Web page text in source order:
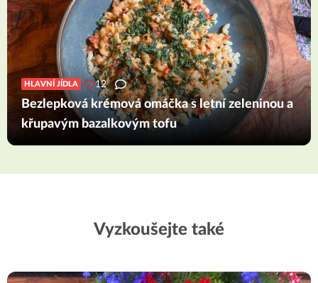
HLAVNÍ JÍDLA 12
Bezlepková krémová omáčka s letní zeleninou a
křupavým bazalkovým tofu
Vyzkoušejte také